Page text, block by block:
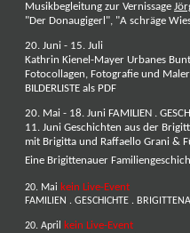
Musikbegleitung zur Vernissage
"Der Donaugigerl", "A schräge
20. Juni - 15. Juli
Kathrin Kienel-Mayer Urbanes
Fotocollagen, Fotografie und
BILDERLISTE als PDF
20. Mai - 18. Juni FAMILIEN .
11. Juni Geschichten aus der
mit Brigitta und Raffaello Grani &
Eine Brigittenauer
20. Mai kein Live-Event
FAMILIEN . GESCHICHTE .
20. April kein Live-Event